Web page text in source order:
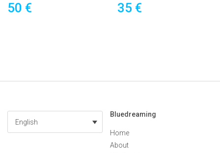
50 € 35 €
English
Bluedreaming
Home
About